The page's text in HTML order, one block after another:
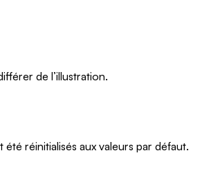
de l’illustration.
été réinitialisés aux valeurs par défaut.